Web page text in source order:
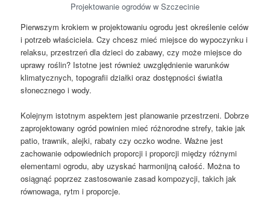
Projektowanie ogrodów w Szczecinie
Pierwszym krokiem w projektowaniu ogrodu jest określenie celów
i potrzeb właściciela. Czy chcesz mieć miejsce do wypoczynku i
relaksu, przestrzeń dla dzieci do zabawy, czy może miejsce do
uprawy roślin? Istotne jest również uwzględnienie warunków
klimatycznych, topografii działki oraz dostępności światła
słonecznego i wody.
Kolejnym istotnym aspektem jest planowanie przestrzeni. Dobrze
zaprojektowany ogród powinien mieć różnorodne strefy, takie jak
patio, trawnik, alejki, rabaty czy oczko wodne. Ważne jest
zachowanie odpowiednich proporcji i proporcji między różnymi
elementami ogrodu, aby uzyskać harmonijną całość. Można to
osiągnąć poprzez zastosowanie zasad kompozycji, takich jak
równowaga, rytm i proporcje.